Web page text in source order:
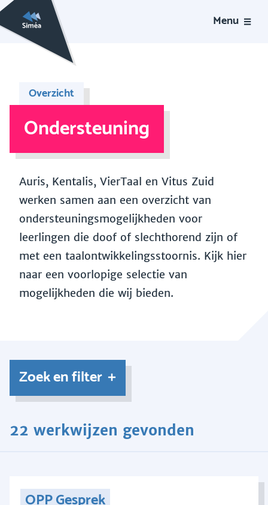
Menu
Overzicht
Ondersteuning
Auris, Kentalis, VierTaal en Vitus Zuid
werken samen aan een overzicht van
ondersteuningsmogelijkheden voor
leerlingen die doof of slechthorend zijn of
met een taalontwikkelingsstoornis. Kijk hier
naar een voorlopige selectie van
mogelijkheden die wij bieden.
Zoek en filter
22 werkwijzen gevonden